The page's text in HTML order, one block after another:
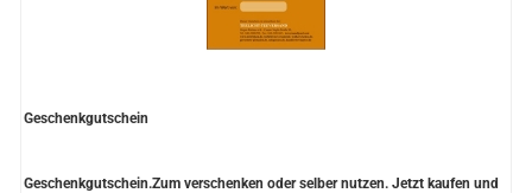
Geschenkgutschein
Geschenkgutschein.Zum verschenken oder selber nutzen. Jetzt kaufen und